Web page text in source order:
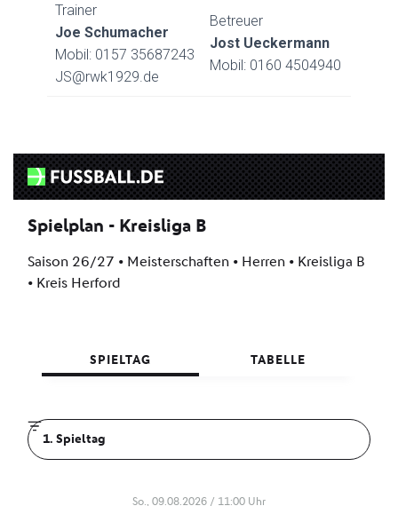
Trainer
Joe Schumacher
Mobil: 0157 35687243
JS@rwk1929.de
Betreuer
Jost Ueckermann
Mobil: 0160 4504940